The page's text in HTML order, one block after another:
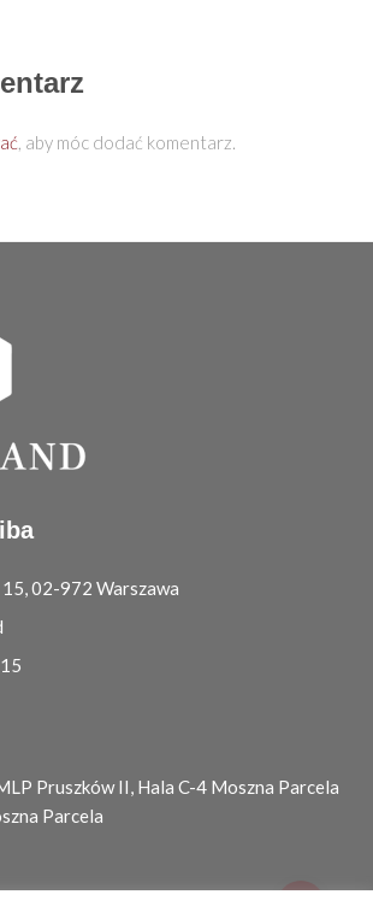
, aby móc dodać komentarz.
02-972 Warszawa
Pruszków II, Hala C-4 Moszna Parcela
Parcela